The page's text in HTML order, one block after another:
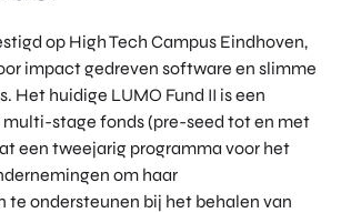
op High Tech Campus Eindhoven,
impact gedreven software en slimme
Het huidige LUMO Fund II is een
stage fonds (pre-seed tot en met
een tweejarig programma voor het
om haar
te ondersteunen bij het behalen van